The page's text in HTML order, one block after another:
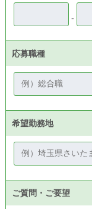
-
応募職種
希望勤務地
ご質問・ご要望